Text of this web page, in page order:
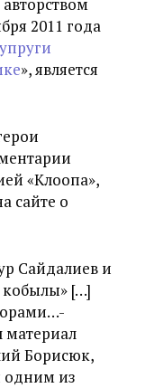
2011 года
», является
«Клоопа»,
сайте о
Сайдалиев и
кобылы» […]
Борисюк,
одним из